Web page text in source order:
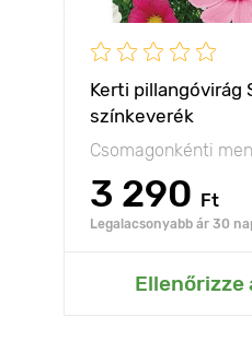
Kerti pillangóvirág
színkeverék
Csomagonkénti
3 290 Ft
Legalacsonyabb ár 30
Ellenőrizze